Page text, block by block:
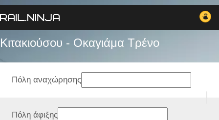
Κιτακιούσου - Οκαγιάμα Tρένο
Πόλη αναχώρησης
Πόλη άφιξης